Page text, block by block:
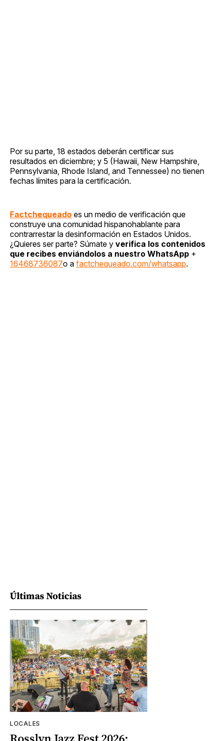
Por su parte, 18 estados deberán certificar sus
resultados en diciembre; y 5 (Hawaii, New Hampshire,
Pennsylvania, Rhode Island, and Tennessee) no tienen
fechas límites para la certificación.
Factchequeado es un medio de verificación que
construye una comunidad hispanohablante para
contrarrestar la desinformación en Estados Unidos.
¿Quieres ser parte? Súmate y verifica los contenidos
que recibes enviándolos a nuestro WhatsApp +
16468736087o a factchequeado.com/whatsapp.
Últimas Noticias
LOCALES